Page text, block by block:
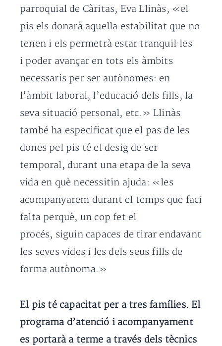
parroquial de Càritas, Eva Llinàs, «el
pis els donarà aquella estabilitat que no
tenen i els permetrà estar tranquil·les
i poder avançar en tots els àmbits
necessaris per ser autònomes: en
l’àmbit laboral, l’educació dels fills, la
seva situació personal, etc.» Llinàs
també ha especificat que el pas de les
dones pel pis té el desig de ser
temporal, durant una etapa de la seva
vida en què necessitin ajuda: «les
acompanyarem durant el temps que faci
falta perquè, un cop fet el
procés, siguin capaces de tirar endavant
les seves vides i les dels seus fills de
forma autònoma.»
El pis té capacitat per a tres famílies. El
programa d’atenció i acompanyament
es portarà a terme a través dels tècnics